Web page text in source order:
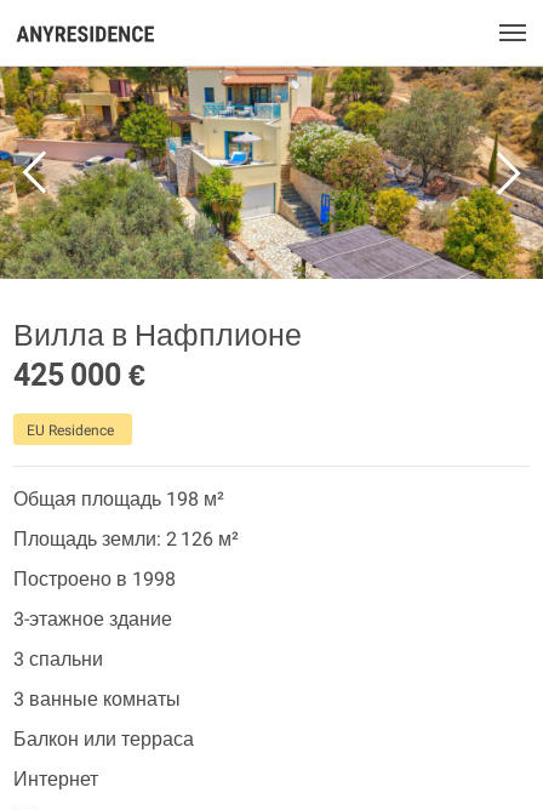
Вилла в Нафплионе
425 000 €
EU Residence
Общая площадь 198 м²
Площадь земли: 2 126 м²
Построено в 1998
3-этажное здание
3 спальни
3 ванные комнаты
Балкон или терраса
Интернет